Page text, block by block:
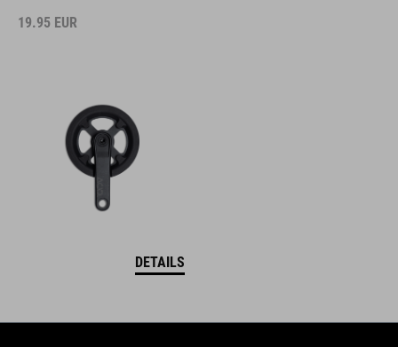
19.95 EUR
DETAILS